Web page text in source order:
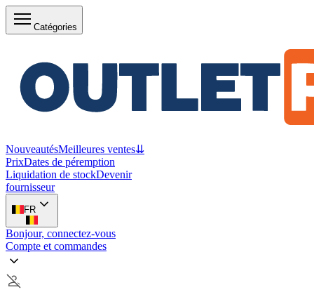
Catégories
NouveautésMeilleures ventes⇊
PrixDates de péremption
Liquidation de stockDevenir
fournisseur
FR
Bonjour, connectez-vous
Compte et commandes